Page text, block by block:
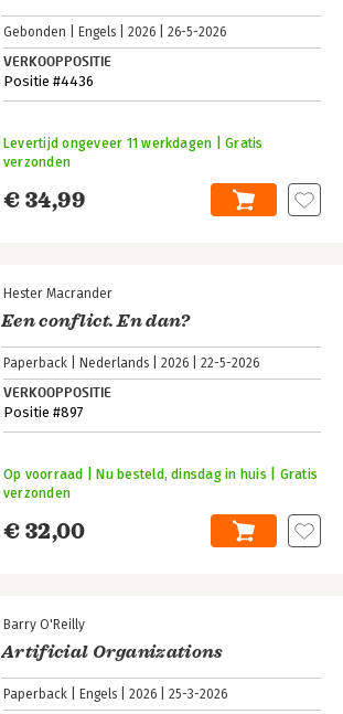
Gebonden Engels 2026 26-5-2026
VERKOOPPOSITIE
Positie #4436
€ 34,99
Levertijd ongeveer 11 werkdagen | Gratis
verzonden
Hester Macrander
Een conflict. En dan?
Paperback Nederlands 2026 22-5-2026
VERKOOPPOSITIE
Positie #897
€ 32,00
Op voorraad | Nu besteld, dinsdag in huis | Gratis
verzonden
Barry O'Reilly
Artificial Organizations
Paperback Engels 2026 25-3-2026